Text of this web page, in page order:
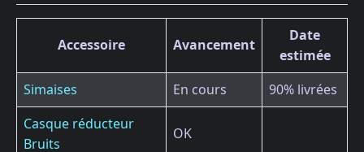
Accessoire Avancement
Date
estimée
Simaises
En cours
90% livrées
Casque réducteur
Bruits
OK